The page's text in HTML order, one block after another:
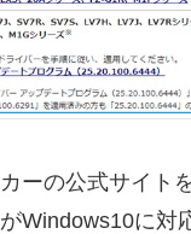
ーの公式サイト
Windows10に対